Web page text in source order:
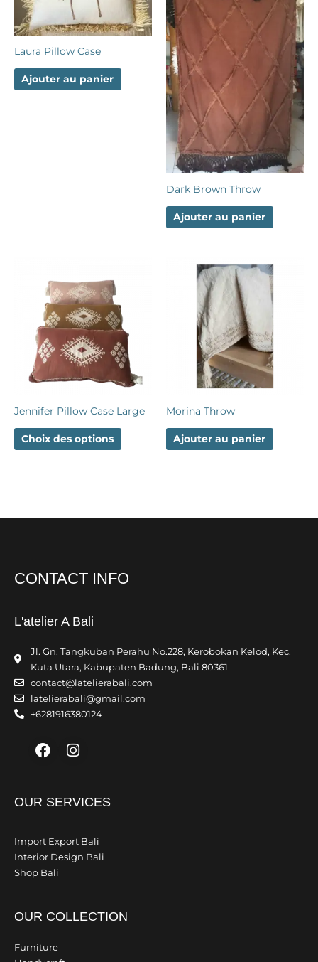
Laura Pillow Case
Ajouter au panier
Dark Brown Throw
Ajouter au panier
Jennifer Pillow Case Large
Choix des options
plusieurs
variations.
Les
options
peuvent
être
page
Morina Throw
Ajouter au panier
CONTACT INFO
L'atelier A Bali
Jl. Gn. Tangkuban Perahu No.228, Kerobokan Kelod, Kec.
Kuta Utara, Kabupaten Badung, Bali 80361
contact@latelierabali.com
latelierabali@gmail.com
+6281916380124
Facebook
Instagram
OUR SERVICES
Import Export Bali
Interior Design Bali
Shop Bali
OUR COLLECTION
Furniture